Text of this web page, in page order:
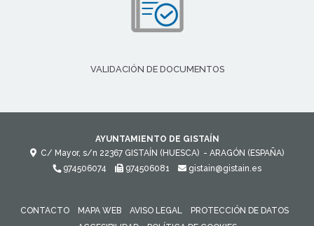
VALIDACIÓN DE DOCUMENTOS
AYUNTAMIENTO DE GISTAÍN
C/ Mayor, s/n 22367 GISTAÍN (HUESCA) - ARAGÓN (ESPAÑA)
974506074
974506081 gistain@gistain.es
CONTACTO MAPA WEB AVISO LEGAL
PROTECCIÓN DE DATOS